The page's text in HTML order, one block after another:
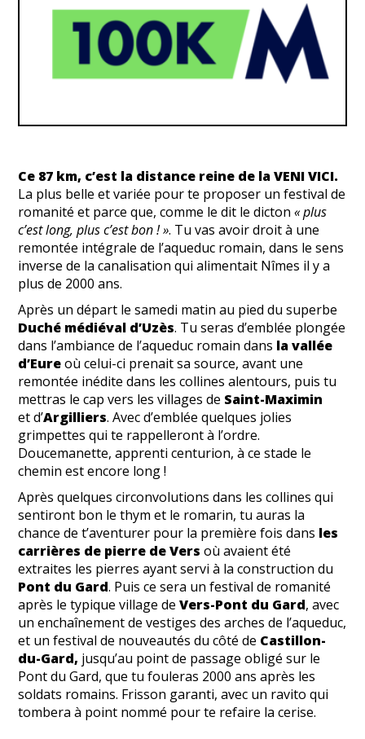
Ce 87 km, c’est la distance reine de la VENIVICI.
La plus belle et variée pour te proposer un festival de
romanité et parce que, comme le dit le dicton« plus
c’est long, plus c’est bon ! ». Tu vas avoir droit à une
remontée intégrale de l’aqueduc romain, dans le sens
inverse de la canalisation qui alimentait Nîmes il y a
plus de 2000 ans.
Après un départ le samedi matin au pied du superbe
Duché médiéval d’Uzès. Tu seras d’emblée plongée
dans l’ambiance de l’aqueduc romain dans la vallée
d’Eureoù celui-ci prenait sa source, avant une
remontée inédite dans les collines alentours, puis tu
mettras le cap vers les villages de Saint-Maximin
et d’Argilliers. Avec d’emblée quelques jolies
grimpettes qui te rappelleront à l’ordre.
Doucemanette, apprenti centurion, à ce stade le
chemin est encore long !
Après quelques circonvolutions dans les collines qui
sentiront bon le thym et le romarin, tu auras la
chance de t’aventurer pour la première fois dans les
carrières de pierre de Vers où avaient été
extraites les pierres ayant servi à la construction du
Pont du Gard. Puis ce sera un festival de romanité
après le typique village deVers-Pont du Gard, avec
un enchaînement de vestiges des arches de l’aqueduc,
et un festival de nouveautés du côté de Castillon-
du-Gard, jusqu’au point de passage obligé sur le
Pont du Gard, que tu fouleras 2000 ans après les
soldats romains. Frisson garanti, avec un ravito qui
tombera à point nommé pour te refaire la cerise.